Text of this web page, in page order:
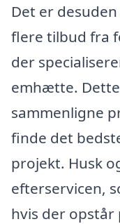
Det er
flere tilbud fra
der
emhætte.
sammenligne
finde det
projekt. Husk
efterservicen,
hvis der